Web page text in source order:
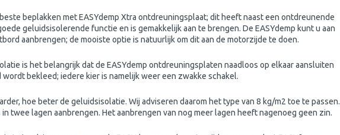
beplakken met EASYdemp Xtra ontdreuningsplaat; dit heeft naast een ontdreunende
geluidsisolerende functie en is gemakkelijk aan te brengen. De EASYdemp kunt u aan
aanbrengen; de mooiste optie is natuurlijk om dit aan de motorzijde te doen.
is het belangrijk dat de EASYdemp ontdreuningsplaten naadloos op elkaar aansluiten
bekleed; iedere kier is namelijk weer een zwakke schakel.
hoe beter de geluidsisolatie. Wij adviseren daarom het type van 8 kg/m2 toe te passen.
twee lagen aanbrengen. Het aanbrengen van nog meer lagen heeft nagenoeg geen zin.